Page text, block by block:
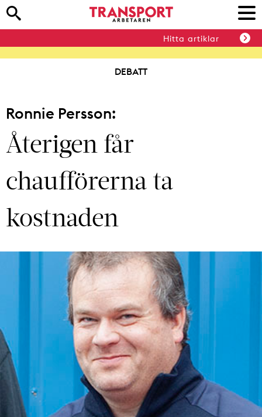
Hitta artiklar
DEBATT
Ronnie Persson:
Återigen får
chaufförerna ta
kostnaden